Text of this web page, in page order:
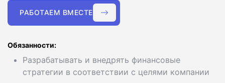
РАБОТАЕМ ВМЕСТЕ
Обязанности:
Разрабатывать и внедрять финансовые
стратегии в соответствии с целями компании